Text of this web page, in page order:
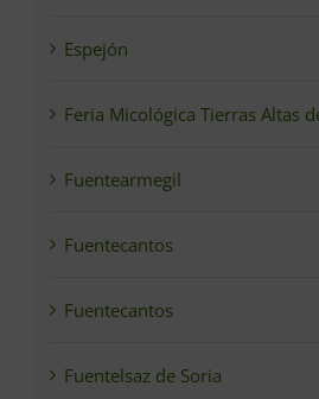
Espejón
Feria Micológica Tierras Altas
Fuentearmegil
Fuentecantos
Fuentecantos
Fuentelsaz de Soria